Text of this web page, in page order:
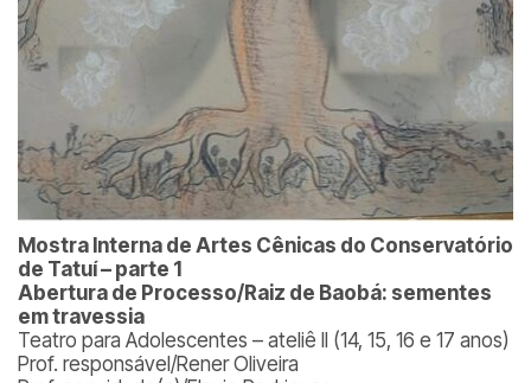
Mostra Interna de Artes Cênicas do Conservatório
de Tatuí – parte 1
Abertura de Processo/Raiz de Baobá: sementes
em travessia
Teatro para Adolescentes – ateliê II (14, 15, 16 e 17 anos)
Prof. responsável/Rener Oliveira